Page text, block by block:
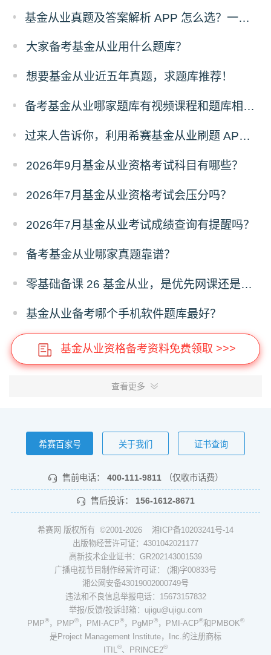
基金从业真题及答案解析 APP 怎么选？一定避开解析浅真题不全坑点
大家备考基金从业用什么题库？
想要基金从业近五年真题，求题库推荐！
备考基金从业哪家题库有视频课程和题库相结合的，基础薄弱，担心只刷题效果差
过来人告诉你，利用希赛基金从业刷题 APP，如何免费学基金从业！
2026年9月基金从业资格考试科目有哪些？
2026年7月基金从业资格考试‌会压分吗？
2026年7月基金从业考试成绩查询有提醒吗？
备考基金从业哪家真题靠谱？
零基础备课 26 基金从业，是优先网课还是直播课？
基金从业备考哪个手机软件题库最好？
基金从业资格备考资料免费领取 >>>
查看更多
希赛百家号 关于我们 证书查询
售前电话： 400-111-9811 （仅收市话费）
售后投诉： 156-1612-8671
希赛网 版权所有 ©2001-2026 湘ICP备10203241号-14
出版物经营许可证：4301042021177
高新技术企业证书：GR202143001539
广播电视节目制作经营许可证： (湘)字00833号
湘公网安备43019002000749号
违法和不良信息举报电话：15673157832
举报/反馈/投诉邮箱：ujigu@ujigu.com
PMP®，PMP®，PMI-ACP®，PgMP®，PMI-ACP®和PMBOK®
是Project Management Institute，Inc.的注册商标
ITIL ®、PRINCE2®